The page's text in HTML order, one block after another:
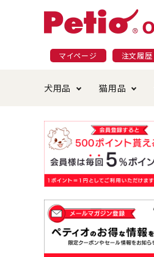
マイページ 注文履歴
犬用品
ドッグフード
ペットシーツ
おもちゃ
首輪・ハーネス・リ
猫用品
ごはん・おやつ
ベッド・ハウス・マ
食器・給水器
替え・交換パーツ
プラクト
夜のお散歩特集
国産フード&おやつ特集
じゃらして遊ぶ
ショッピングガイド
返品・交換について